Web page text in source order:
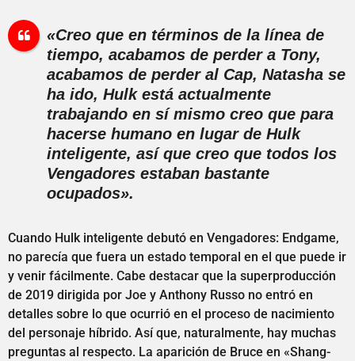
«Creo que en términos de la línea de
tiempo, acabamos de perder a Tony,
acabamos de perder al Cap, Natasha se
ha ido, Hulk está actualmente
trabajando en sí mismo creo que para
hacerse humano en lugar de Hulk
inteligente, así que creo que todos los
Vengadores estaban bastante
ocupados».
Cuando Hulk inteligente debutó en Vengadores: Endgame,
no parecía que fuera un estado temporal en el que puede ir
y venir fácilmente. Cabe destacar que la superproducción
de 2019 dirigida por Joe y Anthony Russo no entró en
detalles sobre lo que ocurrió en el proceso de nacimiento
del personaje híbrido. Así que, naturalmente, hay muchas
preguntas al respecto. La aparición de Bruce en «Shang-